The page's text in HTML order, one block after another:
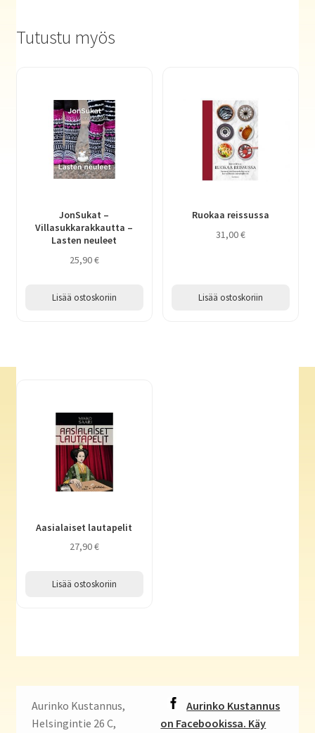
Tutustu myös
JonSukat –
Villasukkarakkautta –
Lasten neuleet
25,90€
Lisää ostoskoriin
Ruokaa reissussa
31,00€
Lisää ostoskoriin
Aasialaiset lautapelit
27,90€
Lisää ostoskoriin
Aurinko Kustannus,
Helsingintie 26 C,
Aurinko Kustannus
on Facebookissa. Käy